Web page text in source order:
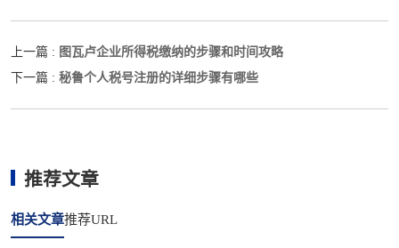
上一篇 : 图瓦卢企业所得税缴纳的步骤和时间攻略
下一篇 : 秘鲁个人税号注册的详细步骤有哪些
推荐文章
相关文章推荐URL